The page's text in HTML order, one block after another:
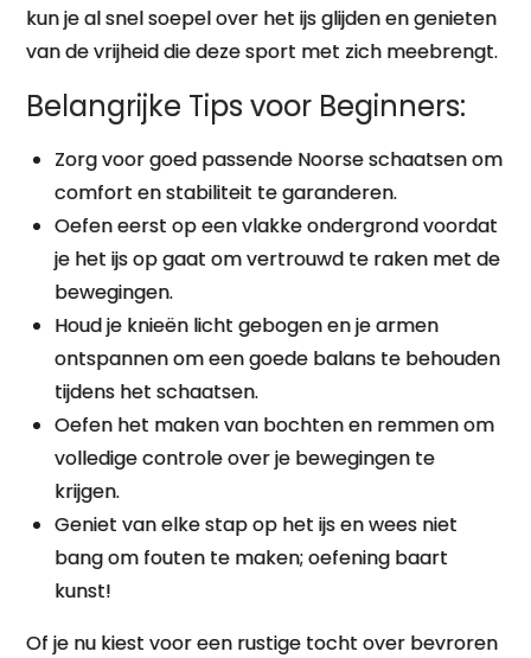
kun je al snel soepel over het ijs glijden en genieten
van de vrijheid die deze sport met zich meebrengt.
Belangrijke Tips voor Beginners:
Zorg voor goed passende Noorse schaatsen om
comfort en stabiliteit te garanderen.
Oefen eerst op een vlakke ondergrond voordat
je het ijs op gaat om vertrouwd te raken met de
bewegingen.
Houd je knieën licht gebogen en je armen
ontspannen om een goede balans te behouden
tijdens het schaatsen.
Oefen het maken van bochten en remmen om
volledige controle over je bewegingen te
krijgen.
Geniet van elke stap op het ijs en wees niet
bang om fouten te maken; oefening baart
kunst!
Of je nu kiest voor een rustige tocht over bevroren